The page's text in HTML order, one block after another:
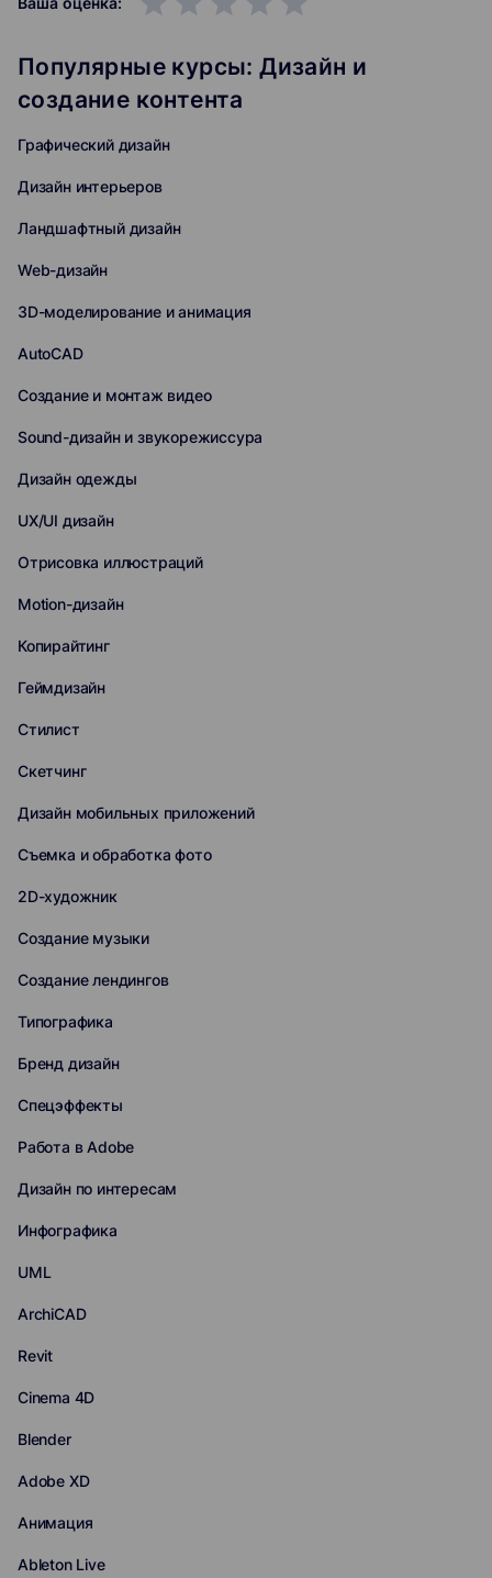
Популярные курсы: Дизайн и
создание контента
Графический дизайн
Дизайн интерьеров
Ландшафтный дизайн
Web-дизайн
3D-моделирование и анимация
AutoCAD
Создание и монтаж видео
Sound-дизайн и звукорежиссура
Дизайн одежды
UX/UI дизайн
Отрисовка иллюстраций
Motion-дизайн
Копирайтинг
Геймдизайн
Стилист
Скетчинг
Дизайн мобильных приложений
Съемка и обработка фото
2D-художник
Создание музыки
Создание лендингов
Типографика
Бренд дизайн
Спецэффекты
Работа в Adobe
Дизайн по интересам
Инфографика
UML
ArchiCAD
Revit
Cinema 4D
Blender
Adobe XD
Анимация
Ableton Live